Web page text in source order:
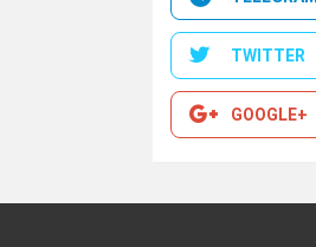
TWITTER
GOOGLE+